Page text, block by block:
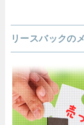
リースバックの